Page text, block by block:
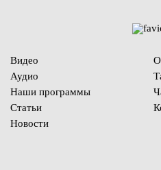
Видео
Аудио
Наши программы
Статьи
Новости
О